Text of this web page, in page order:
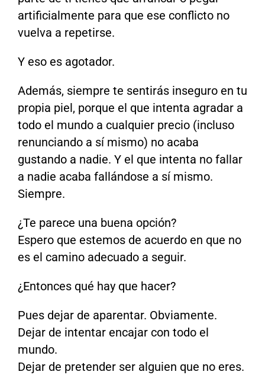
artificialmente para que ese conflicto no
vuelva a repetirse.
Y eso es agotador.
Además, siempre te sentirás inseguro en tu
propia piel, porque el que intenta agradar a
todo el mundo a cualquier precio (incluso
renunciando a sí mismo) no acaba
gustando a nadie. Y el que intenta no fallar
a nadie acaba fallándose a sí mismo.
Siempre.
¿Te parece una buena opción?
Espero que estemos de acuerdo en que no
es el camino adecuado a seguir.
¿Entonces qué hay que hacer?
Pues dejar de aparentar. Obviamente.
Dejar de intentar encajar con todo el
mundo.
Dejar de pretender ser alguien que no eres.